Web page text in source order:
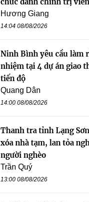
Hương Giang
14:04 08/08/2026
Ninh Bình yêu cầu làm
nhiệm tại 4 dự án giao
tiến độ
Quang Dân
14:00 08/08/2026
Thanh tra tỉnh Lạng
xóa nhà tạm, lan tỏa
người nghèo
Trần Quý
13:00 08/08/2026